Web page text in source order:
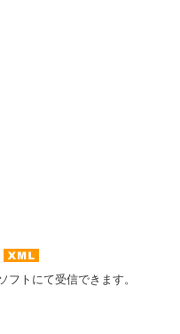
フトにて受信できます。